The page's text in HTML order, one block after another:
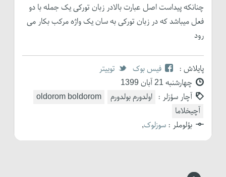
چنانکه پیداست اصل عبارت بالادر زبان تورکی یک جمله با دو
فعل میباشد که در زبان تورکی به سان یک واژه مرکب بکار می
رود
پایلاش : فیس بوک
توییتر
چهارشنبه 21 آبان 1399
آچار سؤزلر : اولدورم بولدورم
oldorom boldorom
آچیخلاما
بؤلوملر : سوزلوک,